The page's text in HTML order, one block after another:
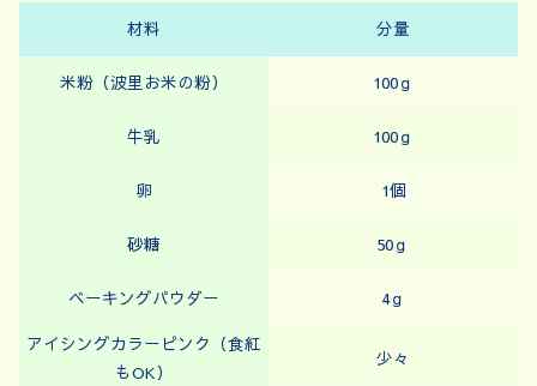
材料 分量
米粉（波里お米の粉） 100ｇ
牛乳 100ｇ
卵 1個
砂糖 50ｇ
ベーキングパウダー
4ｇ
アイシングカラーピンク（食紅
もOK）
少々